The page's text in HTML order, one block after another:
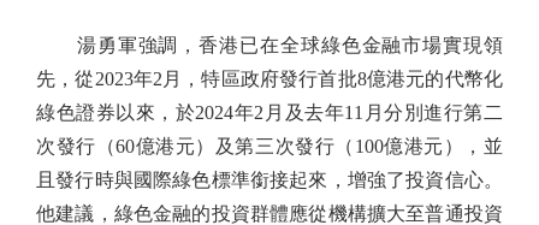
湯勇軍強調，香港已在全球綠色金融市場實現領
先，從2023年2月，特區政府發行首批8億港元的代幣化
綠色證券以來，於2024年2月及去年11月分別進行第二
次發行（60億港元）及第三次發行（100億港元），並
且發行時與國際綠色標準銜接起來，增強了投資信心。
他建議，綠色金融的投資群體應從機構擴大至普通投資